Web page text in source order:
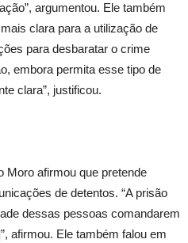
argumentou. Ele também
clara para a utilização de
para desbaratar o crime
embora permita esse tipo de
clara”, justificou.
Moro afirmou que pretende
de detentos. “A prisão
dessas pessoas comandarem
afirmou. Ele também falou em